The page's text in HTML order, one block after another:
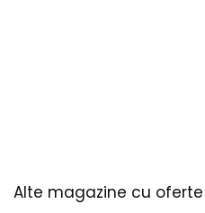
Alte magazine cu